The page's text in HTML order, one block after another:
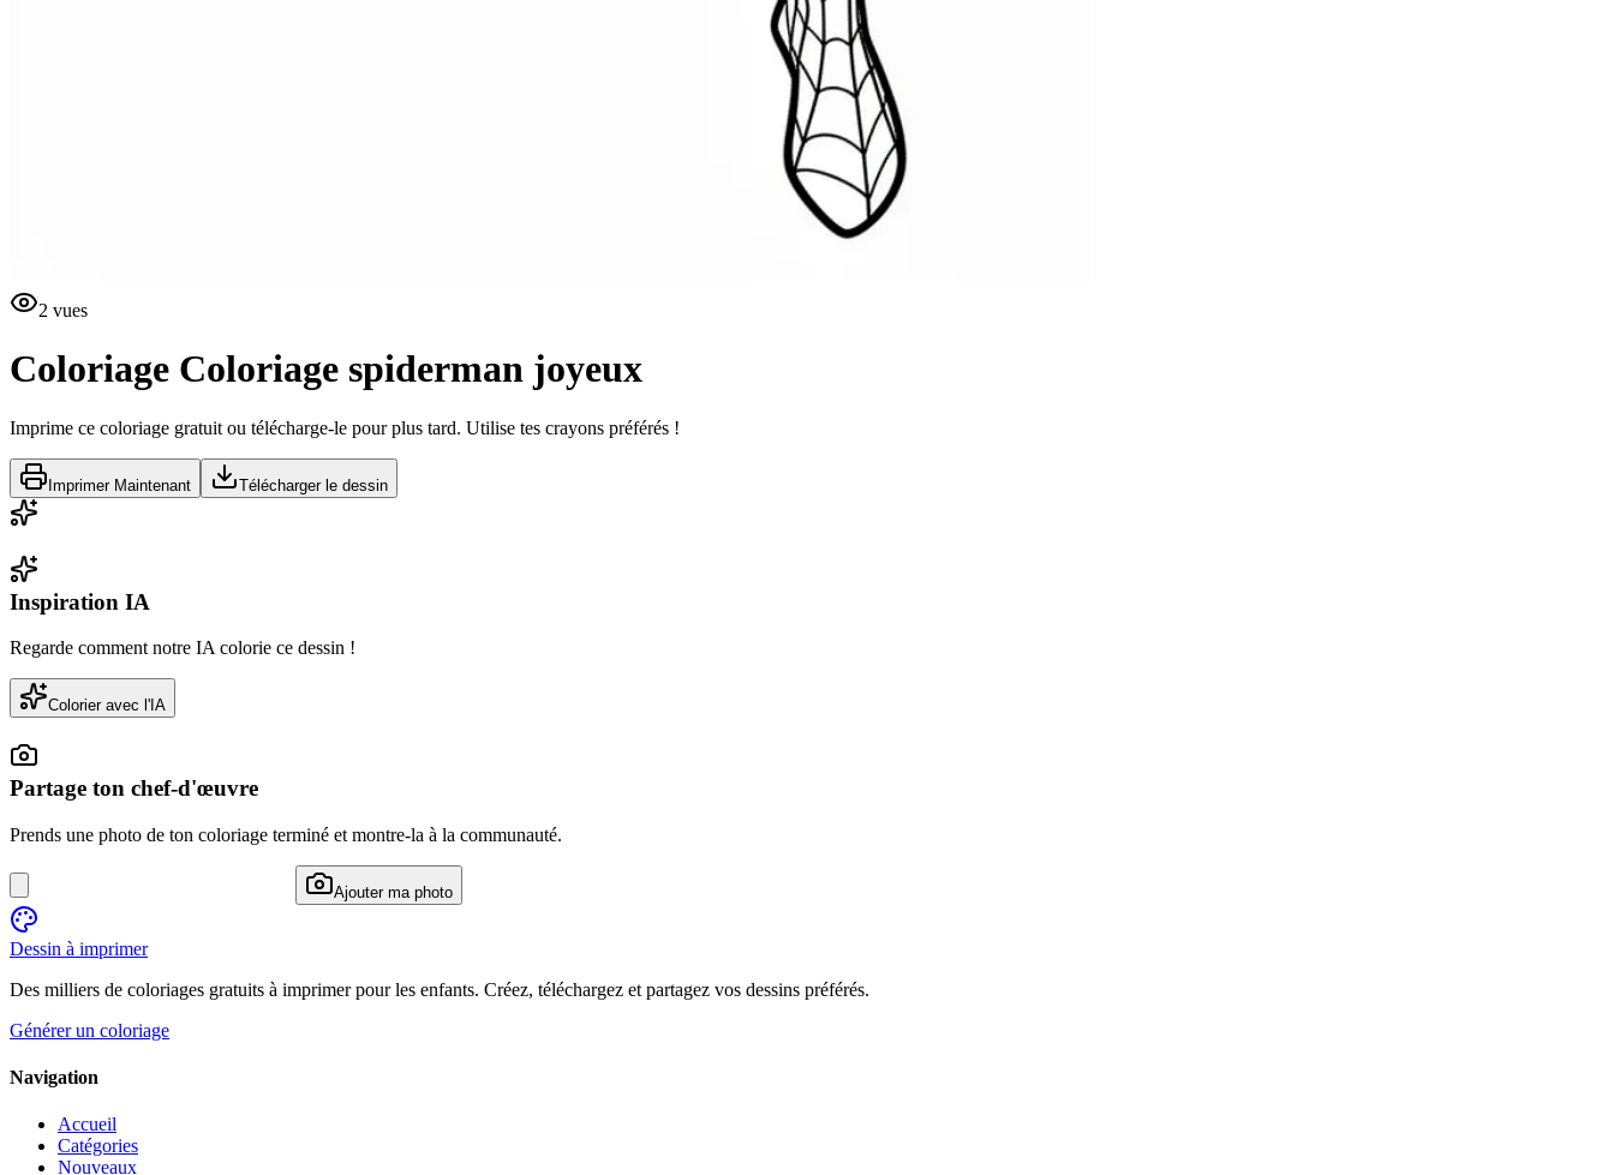
2 vues
Coloriage Coloriage spiderman joyeux
Imprime ce coloriage gratuit ou télécharge-le pour plus tard. Utilise tes crayons préférés !
Imprimer Maintenant Télécharger le dessin
Inspiration IA
Regarde comment notre IA colorie ce dessin !
Colorier avec l'IA
Partage ton chef-d'œuvre
Prends une photo de ton coloriage terminé et montre-la à la communauté.
Ajouter ma photo
Dessin à imprimer
Des milliers de coloriages gratuits à imprimer pour les enfants. Créez, téléchargez et partagez vos dessins préférés.
Générer un coloriage
Navigation
Accueil
Catégories
Nouveaux